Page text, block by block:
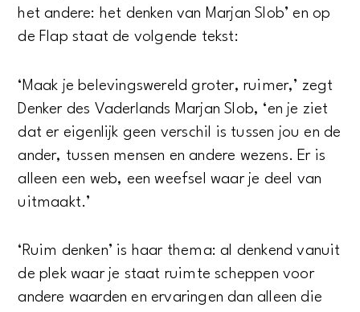
het andere: het denken van Marjan Slob’ en op
de Flap staat de volgende tekst:
‘Maak je belevingswereld groter, ruimer,’ zegt
Denker des Vaderlands Marjan Slob, ‘en je ziet
dat er eigenlijk geen verschil is tussen jou en de
ander, tussen mensen en andere wezens. Er is
alleen een web, een weefsel waar je deel van
uitmaakt.’
‘Ruim denken’ is haar thema: al denkend vanuit
de plek waar je staat ruimte scheppen voor
andere waarden en ervaringen dan alleen die